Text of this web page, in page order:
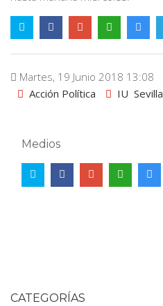
Martes, 19 Junio 2018 13:08
Acción Política
IU Sevilla
Medios
CATEGORÍAS